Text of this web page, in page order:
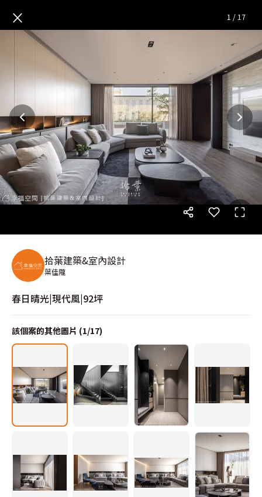
春日晴光|現代風|92坪 — 完整
× 1 / 17
拾葉建築&室內設計
葉佳隴
春日晴光|現代風|92坪
該個案的其他圖片 (1/17)